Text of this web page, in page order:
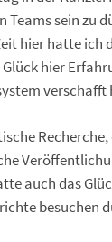
sein zu
hier hatte ich
hier
verschafft
auch das
besuchen